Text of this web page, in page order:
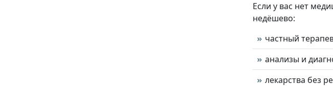
Если у вас нет
недёшево:
частный
анализы и
лекарства без